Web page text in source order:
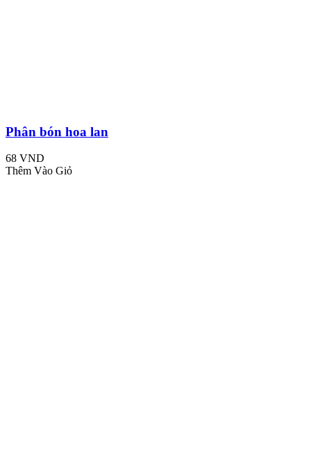
Phân bón hoa lan
68 VND
Thêm Vào Giỏ